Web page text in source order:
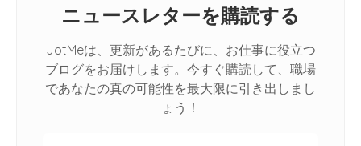
ニュースレターを購読する
JotMeは、更新があるたびに、お仕事に役立つ
ブログをお届けします。今すぐ購読して、職場
であなたの真の可能性を最大限に引き出しまし
ょう！